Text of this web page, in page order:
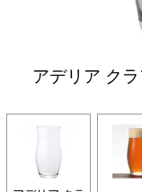
アデリア ク